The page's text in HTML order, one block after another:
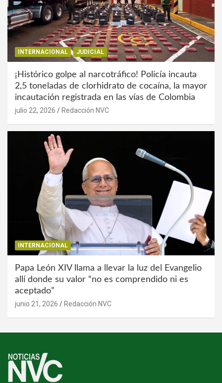
INTERNACIONAL JUDICIAL
¡Histórico golpe al narcotráfico! Policía incauta
2,5 toneladas de clorhidrato de cocaína, la mayor
incautación registrada en las vías de Colombia
julio 22, 2026 Redacción NVC
INTERNACIONAL
Papa León XIV llama a llevar la luz del Evangelio
allí donde su valor “no es comprendido ni es
aceptado”
junio 21, 2026 Redacción NVC